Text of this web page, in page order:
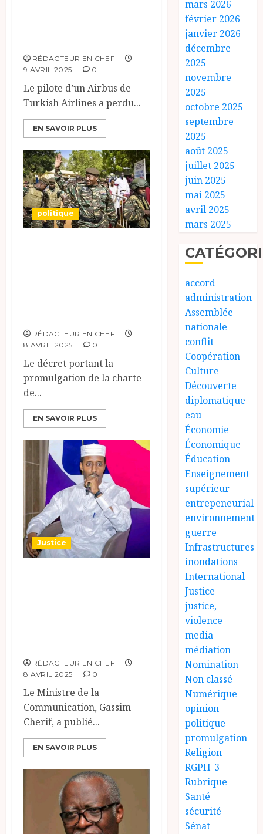
RÉDACTEUR EN CHEF
9 AVRIL 2025
0
Le pilote d’un Airbus de
Turkish Airlines a perdu...
EN SAVOIR PLUS
politique
RÉDACTEUR EN CHEF
8 AVRIL 2025
0
Le décret portant la
promulgation de la charte
de...
EN SAVOIR PLUS
Justice
RÉDACTEUR EN CHEF
8 AVRIL 2025
0
Le Ministre de la
Communication, Gassim
Cherif, a publié...
EN SAVOIR PLUS
mars 2026
février 2026
janvier 2026
décembre
2025
novembre
2025
octobre 2025
septembre
2025
août 2025
juillet 2025
juin 2025
mai 2025
avril 2025
mars 2025
accord
administration
Assemblée
nationale
conflit
Coopération
Culture
Découverte
diplomatique
eau
Économie
Économique
Éducation
Enseignement
supérieur
entrepeneurial
environnement
guerre
Infrastructures
inondations
International
Justice
justice,
violence
media
médiation
Nomination
Non classé
Numérique
opinion
politique
promulgation
Religion
RGPH-3
Rubrique
Santé
sécurité
Sénat